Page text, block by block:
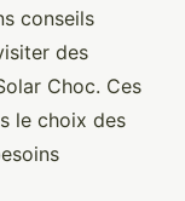
conseils
des
Choc. Ces
le choix des